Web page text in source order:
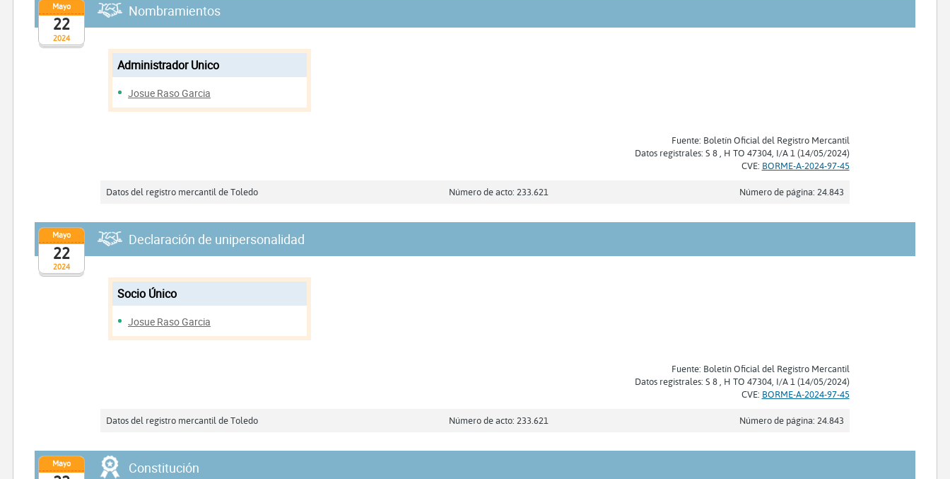
2024
Mayo
22
Nombramientos
Administrador Unico
Josue Raso Garcia
Fuente: Boletín Oficial del Registro Mercantil
Datos registrales: S 8 , H TO 47304, I/A 1 (14/05/2024)
CVE: BORME-A-2024-97-45
Datos del registro mercantil de Toledo Número de acto: 233.621 Número de página: 24.843
2024
Mayo
22
Declaración de unipersonalidad
Socio Único
Josue Raso Garcia
Fuente: Boletín Oficial del Registro Mercantil
Datos registrales: S 8 , H TO 47304, I/A 1 (14/05/2024)
CVE: BORME-A-2024-97-45
Datos del registro mercantil de Toledo Número de acto: 233.621 Número de página: 24.843
Mayo Constitución